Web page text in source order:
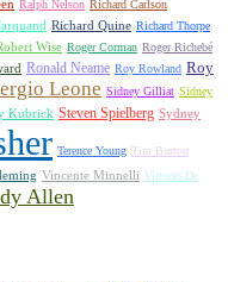
Ralph Nelson Richard Carlson
Richard Quine Richard Thorpe
Wise Roger Corman Roger Richebé
Ronald Neame Roy Rowland Roy
Leone Sidney Gilliat Sidney
Kubrick Steven Spielberg Sydney
Terence Young Tim Burton
Vincente Minnelli Vittorio De
Allen